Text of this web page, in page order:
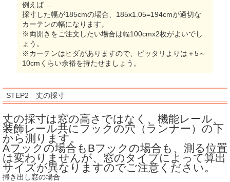
例えば…
採寸した幅が185cmの場合、185x1.05=194cmが適切な
カーテンの幅になります。
※両開きをご注文したい場合は幅100cmx2枚がよいでし
ょう。
※カーテンはヒダがありますので、ピッタリよりは＋5～
10cmくらい余裕を持たせましょう。
STEP2 丈の採寸
丈の採寸は窓の高さではなく、機能レール、
装飾レール共にフックの穴（ランナー）の下
から測ります。
Aフックの場合もBフックの場合も、測る位置
は変わりませんが、窓のタイプによって算出
サイズが異なりますのでご注意ください。
掃き出し窓の場合